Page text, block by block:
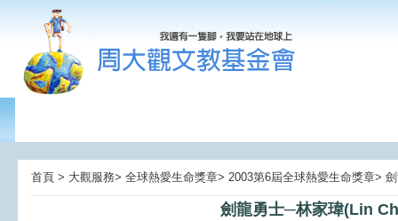
首頁 > 大觀服務> 全球熱愛生命獎章> 2003第6屆全球熱愛生命獎章>
劍龍勇士─林家瑋(Lin